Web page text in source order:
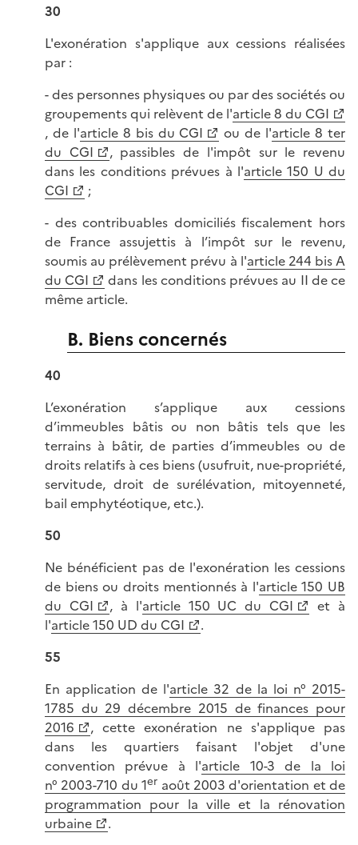
30
L'exonération s'applique aux cessions réalisées
par :
- des personnes physiques ou par des sociétés ou
groupements qui relèvent de l'article 8 du CGI
, de l'article 8 bis du CGI ou de l'article 8 ter
du CGI
, passibles de l'impôt sur le revenu
dans les conditions prévues à l'article 150 U du
CGI
;
- des contribuables domiciliés fiscalement hors
de France assujettis à l’impôt sur le revenu,
soumis au prélèvement prévu à l'article 244 bis A
du CGI
dans les conditions prévues au II de ce
même article.
B. Biens concernés
40
L’exonération s’applique aux cessions
d’immeubles bâtis ou non bâtis tels que les
terrains à bâtir, de parties d’immeubles ou de
droits relatifs à ces biens (usufruit, nue-propriété,
servitude, droit de surélévation, mitoyenneté,
bail emphytéotique, etc.).
50
Ne bénéficient pas de l'exonération les cessions
de biens ou droits mentionnés à l'article 150 UB
du CGI
, à l'article 150 UC du CGI
et à
l'article 150 UD du CGI
.
55
En application de l'article 32 de la loi n° 2015-
1785 du 29 décembre 2015 de finances pour
2016
, cette exonération ne s'applique pas
dans les quartiers faisant l'objet d'une
convention prévue à l'article 10-3 de la loi
n° 2003-710 du 1er août 2003 d'orientation et de
programmation pour la ville et la rénovation
urbaine
.